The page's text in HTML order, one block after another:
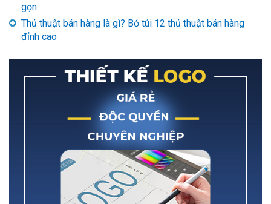
gọn
Thủ thuật bán hàng là gì? Bỏ túi 12 thủ thuật bán hàng
đỉnh cao